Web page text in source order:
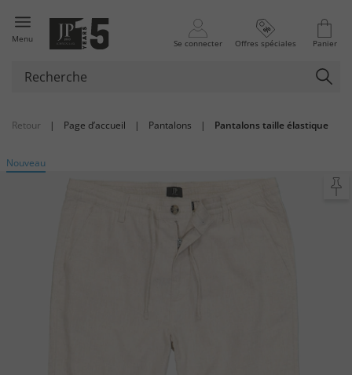
Menu Se connecter Offres spéciales Panier
Retour | Page d’accueil | Pantalons | Pantalons taille élastique
Nouveau